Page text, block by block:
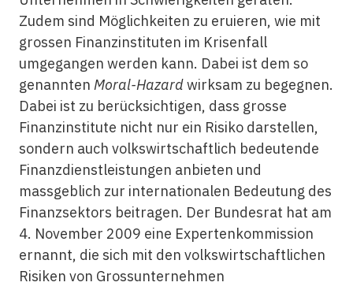
Zudem sind Möglichkeiten zu eruieren, wie mit
grossen Finanzinstituten im Krisenfall
umgegangen werden kann. Dabei ist dem so
genannten Moral-Hazardwirksam zu begegnen.
Dabei ist zu berücksichtigen, dass grosse
Finanzinstitute nicht nur ein Risiko darstellen,
sondern auch volkswirtschaftlich bedeutende
Finanzdienstleistungen anbieten und
massgeblich zur internationalen Bedeutung des
Finanzsektors beitragen. Der Bundesrat hat am
4. November 2009 eine Expertenkommission
ernannt, die sich mit den volkswirtschaftlichen
Risiken von Grossunternehmen